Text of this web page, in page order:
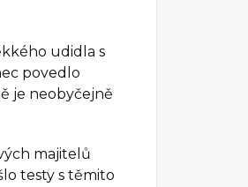
udidla s
povedlo
je neobyčejně
majitelů
testy s těmito